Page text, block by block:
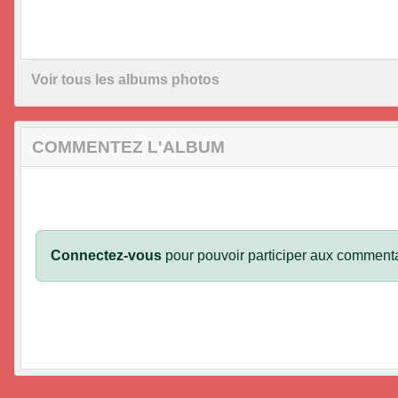
Voir tous les albums photos
COMMENTEZ L'ALBUM
Connectez-vous pour pouvoir participer aux